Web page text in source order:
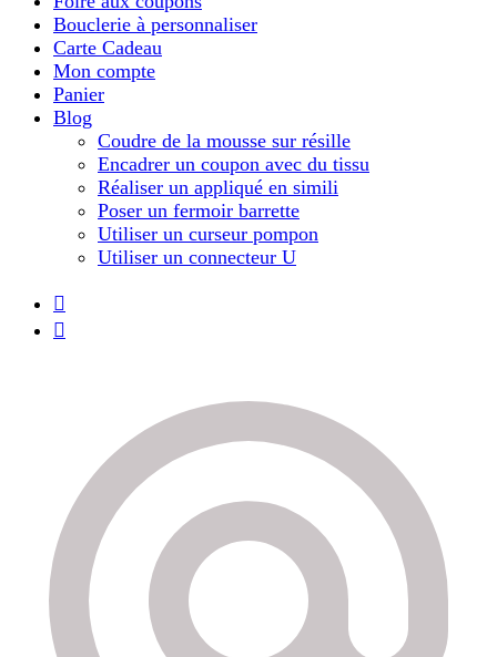
Bouclerie à personnaliser
Carte Cadeau
Mon compte
Panier
Blog
Coudre de la mousse sur résille
Encadrer un coupon avec du tissu
Réaliser un appliqué en simili
Poser un fermoir barrette
Utiliser un curseur pompon
Utiliser un connecteur U